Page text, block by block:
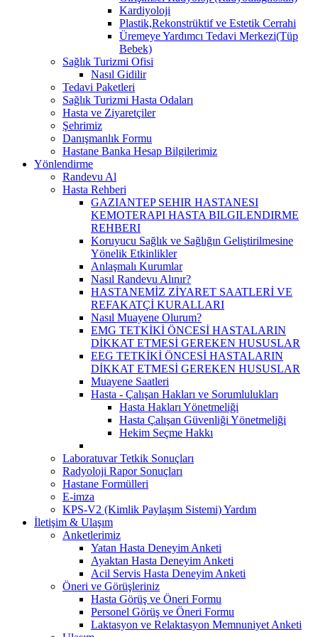
Kardiyoloji
Plastik,Rekonstrüktif ve Estetik Cerrahi
Üremeye Yardımcı Tedavi Merkezi(Tüp
Bebek)
Sağlık Turizmi Ofisi
Nasıl Gidilir
Tedavi Paketleri
Sağlık Turizmi Hasta Odaları
Hasta ve Ziyaretçiler
Şehrimiz
Danışmanlık Formu
Hastane Banka Hesap Bilgilerimiz
Yönlendirme
Randevu Al
Hasta Rehberi
GAZIANTEP SEHIR HASTANESI
KEMOTERAPI HASTA BILGILENDIRME
REHBERI
Koruyucu Sağlık ve Sağlığın Geliştirilmesine
Yönelik Etkinlikler
Anlaşmalı Kurumlar
Nasıl Randevu Alınır?
HASTANEMİZ ZİYARET SAATLERİ VE
REFAKATÇİ KURALLARI
Nasıl Muayene Olurum?
EMG TETKİKİ ÖNCESİ HASTALARIN
DİKKAT ETMESİ GEREKEN HUSUSLAR
EEG TETKİKİ ÖNCESİ HASTALARIN
DİKKAT ETMESİ GEREKEN HUSUSLAR
Muayene Saatleri
Hasta - Çalışan Hakları ve Sorumlulukları
Hasta Hakları Yönetmeliği
Hasta Çalışan Güvenliği Yönetmeliği
Hekim Seçme Hakkı
Laboratuvar Tetkik Sonuçları
Radyoloji Rapor Sonuçları
Hastane Formülleri
E-imza
KPS-V2 (Kimlik Paylaşım Sistemi) Yardım
İletişim & Ulaşım
Anketlerimiz
Yatan Hasta Deneyim Anketi
Ayaktan Hasta Deneyim Anketi
Acil Servis Hasta Deneyim Anketi
Öneri ve Görüşleriniz
Hasta Görüş ve Öneri Formu
Personel Görüş ve Öneri Formu
Laktasyon ve Relaktasyon Memnuniyet Anketi